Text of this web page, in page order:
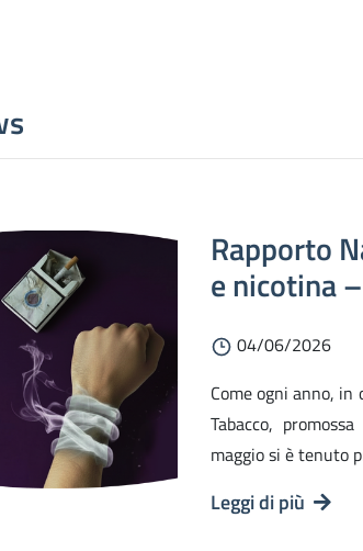
Rapporto
e nicotina
04/06/2026
Come ogni anno, in
Tabacco,
maggio si è tenuto
Leggi di più